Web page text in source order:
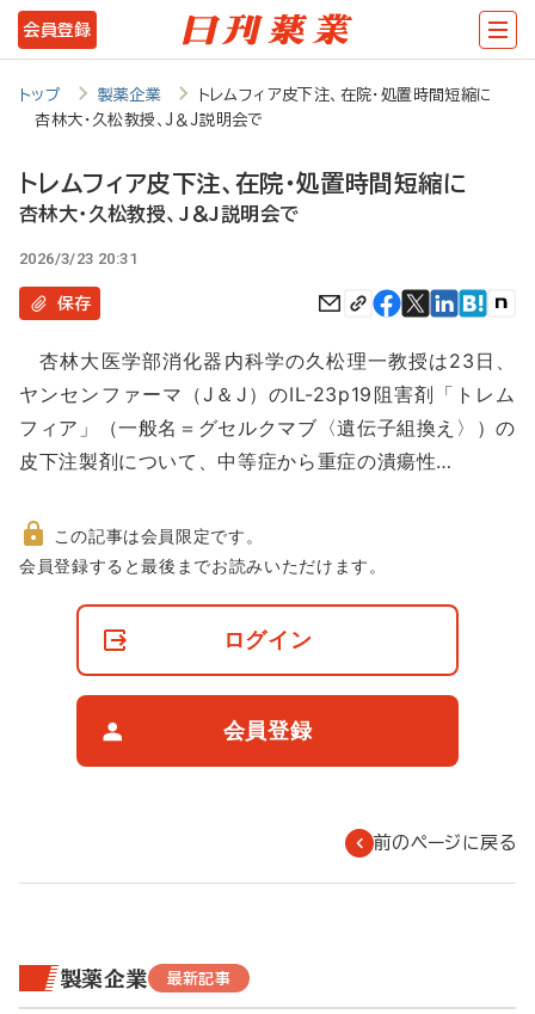
メ
イ
テ
ツ
に
動
会員登録
トップ 製薬企業
トレムフィア皮下注、在院・処置時間短縮に
杏林大・久松教授、J＆J説明会で
トレムフィア皮下注、在院・処置時間短縮に
杏林大・久松教授、J＆J説明会で
2026/3/23 20:31
保存
杏林大医学部消化器内科学の久松理一教授は23日、
ヤンセンファーマ（J＆J）のIL-23p19阻害剤「トレム
フィア」（一般名＝グセルクマブ〈遺伝子組換え〉）の
皮下注製剤について、中等症から重症の潰瘍性…
非
この記事は会員限定です。
会員登録すると最後までお読みいただけます。
ログイン
会員登録
前のページに戻る
製薬企業 最新記事